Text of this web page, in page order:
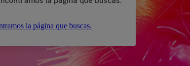
la página que buscas.